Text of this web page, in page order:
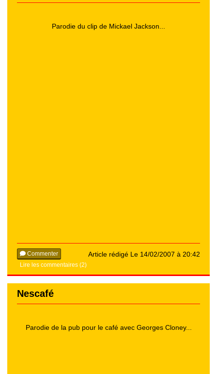
Parodie du clip de Mickael Jackson...
Article rédigé Le 14/02/2007 à 20:42
Commenter
Lire les commentaires (2)
Nescafé
Parodie de la pub pour le café avec Georges Cloney...